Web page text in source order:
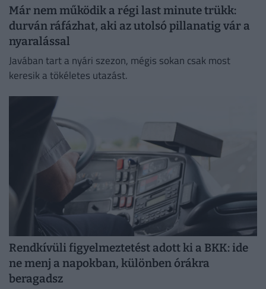
Már nem működik a régi last minute trükk:
durván ráfázhat, aki az utolsó pillanatig vár a
nyaralással
Javában tart a nyári szezon, mégis sokan csak most
keresik a tökéletes utazást.
Rendkívüli figyelmeztetést adott ki a BKK: ide
ne menj a napokban, különben órákra
beragadsz